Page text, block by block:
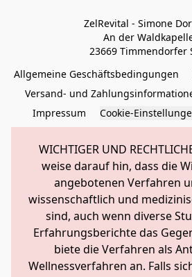
ZelRevital - Simone
An der
23669 Timmendorfer
Allgemeine Geschäftsbedingungen
Versand- und
Impressum
Cookie-